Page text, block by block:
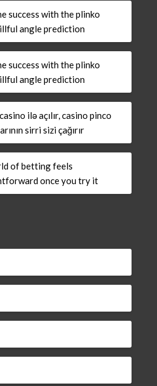
success with the plinko
angle prediction
success with the plinko
angle prediction
ilə açılır, casino pinco
sirri sizi çağırır
of betting feels
once you try it